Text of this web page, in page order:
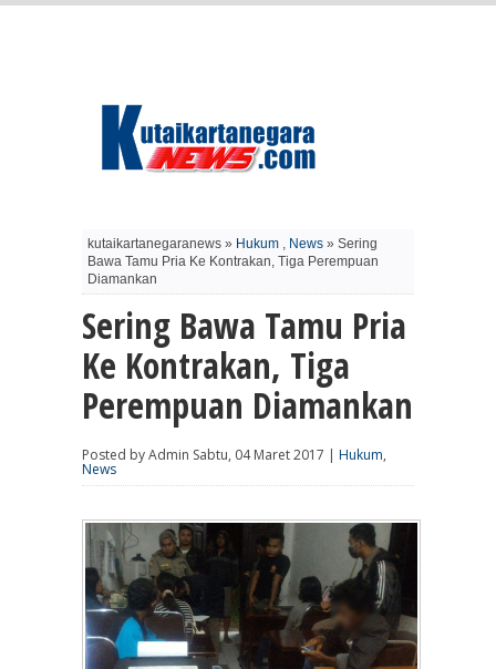
kutaikartanegaranews » Hukum , News » Sering
Bawa Tamu Pria Ke Kontrakan, Tiga Perempuan
Diamankan
Sering Bawa Tamu Pria
Ke Kontrakan, Tiga
Perempuan Diamankan
Posted by Admin Sabtu, 04 Maret 2017 | Hukum,
News